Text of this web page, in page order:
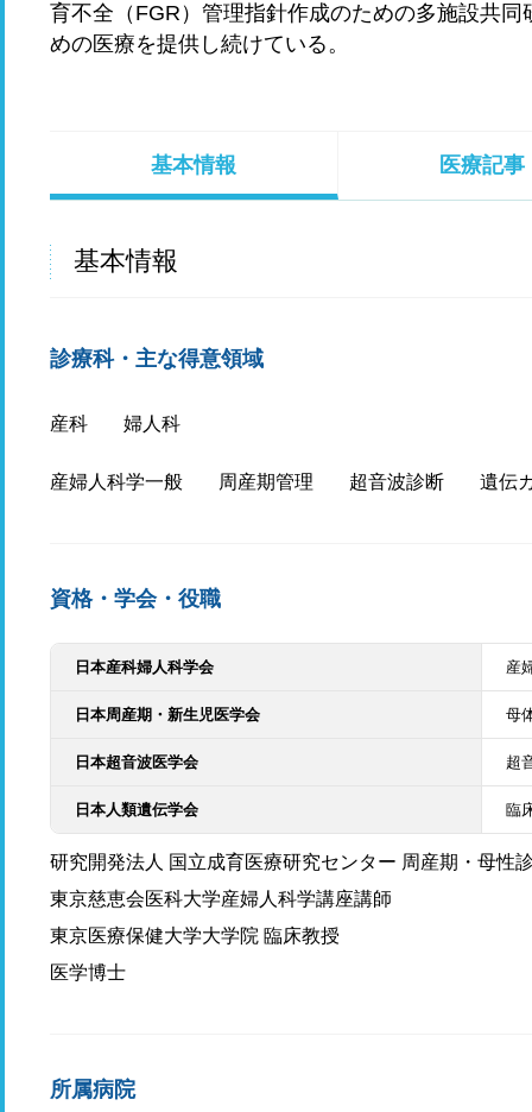
育不全（FGR）管理指針作成のための多施設共
めの医療を提供し続けている。
基本情報 医療記事
基本情報
診療科・主な得意領域
産科 婦人科
産婦人科学一般 周産期管理 超音波診断 遺伝
資格・学会・役職
日本産科婦人科学会 産
日本周産期・新生児医学会 母
日本超音波医学会 超
日本人類遺伝学会 臨
研究開発法人 国立成育医療研究センター 周産期・母性
東京慈恵会医科大学産婦人科学講座講師
東京医療保健大学大学院 臨床教授
医学博士
所属病院